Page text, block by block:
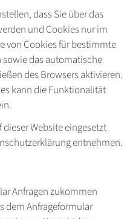
dass Sie über das
und Cookies nur im
von Cookies für bestimmte
sowie das automatische
des Browsers aktivieren.
kann die Funktionalität
Website eingesetzt
entnehmen.
Anfragen zukommen
dem Anfrageformular